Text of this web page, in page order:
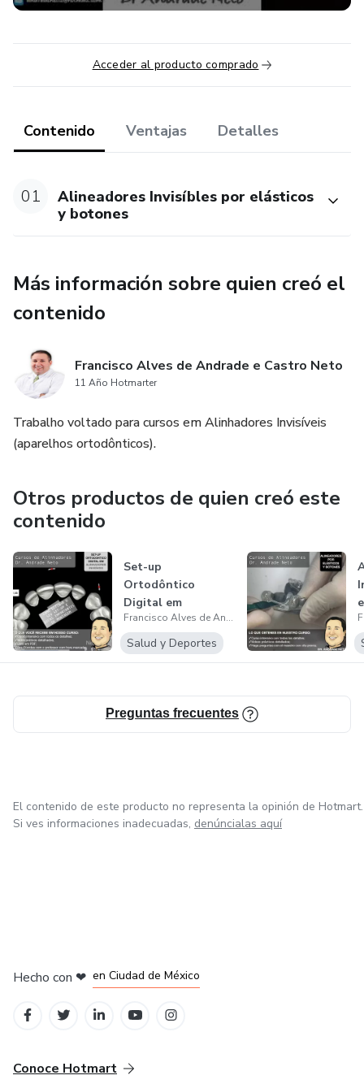
Acceder al producto comprado
Contenido Ventajas Detalles
01
Alineadores Invisíbles por elásticos
y botones
Más información sobre quien creó el
contenido
Francisco Alves de Andrade e Castro Neto
11 Año Hotmarter
Trabalho voltado para cursos em Alinhadores Invisíveis
(aparelhos ortodônticos).
Otros productos de quien creó este
contenido
Set-up
Ortodôntico
Digital em
Alinhadores
Invisíveis
Francisco Alves de Andrade e Castro Neto
Salud y Deportes
Preguntas frecuentes
El contenido de este producto no representa la opinión de Hotmart.
Si ves informaciones inadecuadas, denúncialas aquí
Hecho con ❤ en Ciudad de México
Conoce Hotmart